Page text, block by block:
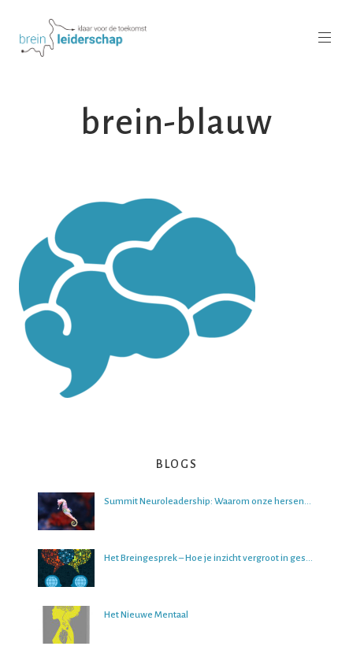
brein-blauw
BLOGS
Summit Neuroleadership: Waarom onze hersenen het lastig vinden om over de toekomst na te denken
Het Breingesprek – Hoe je inzicht vergroot in gesprekken
Het Nieuwe Mentaal